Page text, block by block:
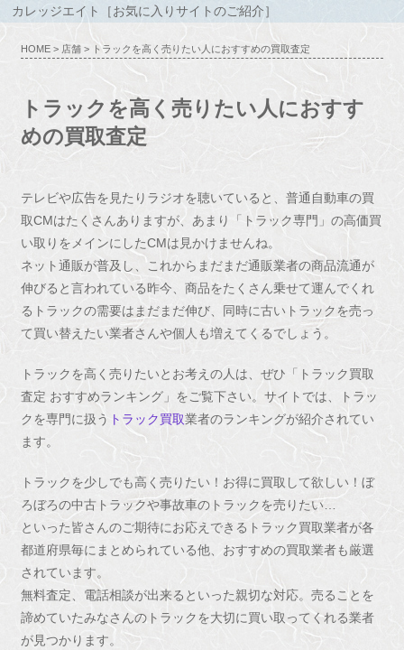
カレッジエイト［お気に入りサイトのご紹介］
HOME > 店舗 > トラックを高く売りたい人におすすめの買取査定
トラックを高く売りたい人におすす
めの買取査定
テレビや広告を見たりラジオを聴いていると、普通自動車の買
取CMはたくさんありますが、あまり「トラック専門」の高価買
い取りをメインにしたCMは見かけませんね。
ネット通販が普及し、これからまだまだ通販業者の商品流通が
伸びると言われている昨今、商品をたくさん乗せて運んでくれ
るトラックの需要はまだまだ伸び、同時に古いトラックを売っ
て買い替えたい業者さんや個人も増えてくるでしょう。
トラックを高く売りたいとお考えの人は、ぜひ「トラック買取
査定 おすすめランキング」をご覧下さい。サイトでは、トラッ
クを専門に扱う トラック買取業者のランキングが紹介されてい
ます。
トラックを少しでも高く売りたい！お得に買取して欲しい！ぼ
ろぼろの中古トラックや事故車のトラックを売りたい…
といった皆さんのご期待にお応えできるトラック買取業者が各
都道府県毎にまとめられている他、おすすめの買取業者も厳選
されています。
無料査定、電話相談が出来るといった親切な対応。売ることを
諦めていたみなさんのトラックを大切に買い取ってくれる業者
が見つかります。